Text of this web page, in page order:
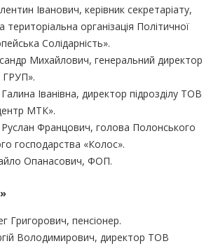
Іванович, керівник секретаріату,
територіальна організація Політичної
Солідарність».
Михайлович, генеральний директор
ГРУП».
Іванівна, директор підрозділу ТОВ
МТК».
Францович, голова Полонського
господарства «Колос».
Опанасович, ФОП.
»
Григорович, пенсіонер.
Володимирович, директор ТОВ